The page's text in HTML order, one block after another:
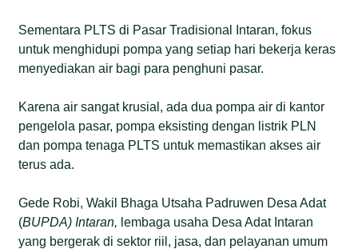
Sementara PLTS di Pasar Tradisional Intaran, fokus
untuk menghidupi pompa yang setiap hari bekerja keras
menyediakan air bagi para penghuni pasar.
Karena air sangat krusial, ada dua pompa air di kantor
pengelola pasar, pompa eksisting dengan listrik PLN
dan pompa tenaga PLTS untuk memastikan akses air
terus ada.
Gede Robi, Wakil Bhaga Utsaha Padruwen Desa Adat
(BUPDA)Intaran, lembaga usaha Desa Adat Intaran
yang bergerak di sektor riil, jasa, dan pelayanan umum